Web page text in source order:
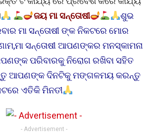
ଜୟ ମା ସନ୍ତୋଷୀ
ଶୁଭ
ମା ସନ୍ତୋଷୀ ଙ୍କ ନିକଟରେ ମୋର
ସନ୍ତୋଷୀ ଆପଣଙ୍କର ମନସ୍କାମନା
ପରିବାରକୁ ନିରୋଗ ରଖିବା ସହିତ
ଆପଣଙ୍କ ଦିନଟିକୁ ମଙ୍ଗଳମୟ କରନ୍ତୁ
ଏତିକି ମିନତୀ
- Advertisement -